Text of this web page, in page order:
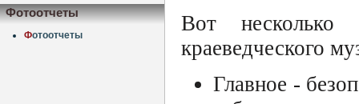
Фотоотчеты
Фотоотчеты
Вот несколько
краеведческого
Главное -